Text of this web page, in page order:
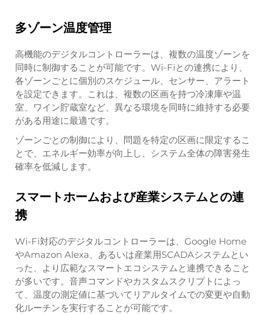
多ゾーン温度管理
高機能のデジタルコントローラーは、複数の温度ゾーンを
同時に制御することが可能です。Wi-Fiとの連携により、
各ゾーンごとに個別のスケジュール、センサー、アラート
を設定できます。これは、複数の区画を持つ冷凍庫や温
室、ワイン貯蔵室など、異なる環境を同時に維持する必要
がある用途に最適です。
ゾーンごとの制御により、問題を特定の区画に限定するこ
とで、エネルギー効率が向上し、システム全体の障害発生
確率を低減します。
スマートホームおよび産業システムとの連
携
Wi-Fi対応のデジタルコントローラーは、Google Home
やAmazon Alexa、あるいは産業用SCADAシステムとい
った、より広範なスマートエコシステムと連携できること
が多いです。音声コマンドやカスタムスクリプトによっ
て、温度の測定値に基づいてリアルタイムでの変更や自動
化ルーチンを実行することが可能です。